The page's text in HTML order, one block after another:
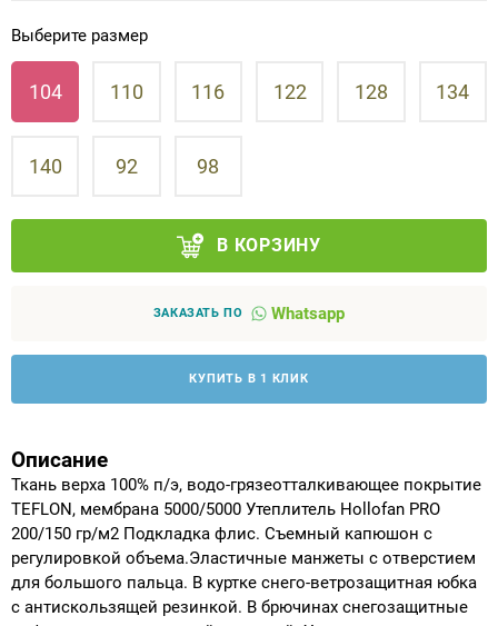
Выберите размер
104 110 116 122 128 134
140 92 98
В КОРЗИНУ
ЗАКАЗАТЬ ПО Whatsapp
КУПИТЬ В 1 КЛИК
Описание
Ткань верха 100% п/э, водо-грязеотталкивающее покрытие
TEFLON, мембрана 5000/5000 Утеплитель Hollofan PRO
200/150 гр/м2 Подкладка флис. Съемный капюшон с
регулировкой объема.Эластичные манжеты с отверстием
для большого пальца. В куртке снего-ветрозащитная юбка
с антискользящей резинкой. В брючинах снегозащитные
Аппараты на суставы
Санитарные приспособления для
инвалидов
ОПОРЫ, ВЕРТИКАЛИЗАТОРЫ, Оборудование
Одежда ортопедическая (адаптивная) для
Индивидуальное изготовление